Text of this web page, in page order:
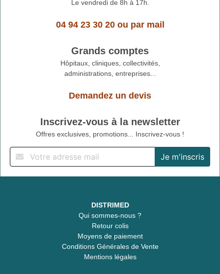
Le vendredi de 8h à 17h.
04 94 23 30 20ou par mail
Grands comptes
Hôpitaux, cliniques, collectivités,
administrations, entreprises...
Demandez un devis
Inscrivez-vous à la newsletter
Offres exclusives, promotions... Inscrivez-vous !
DISTRIMED
Qui sommes-nous ?
Retour colis
Moyens de paiement
Conditions Générales de Vente
Mentions légales